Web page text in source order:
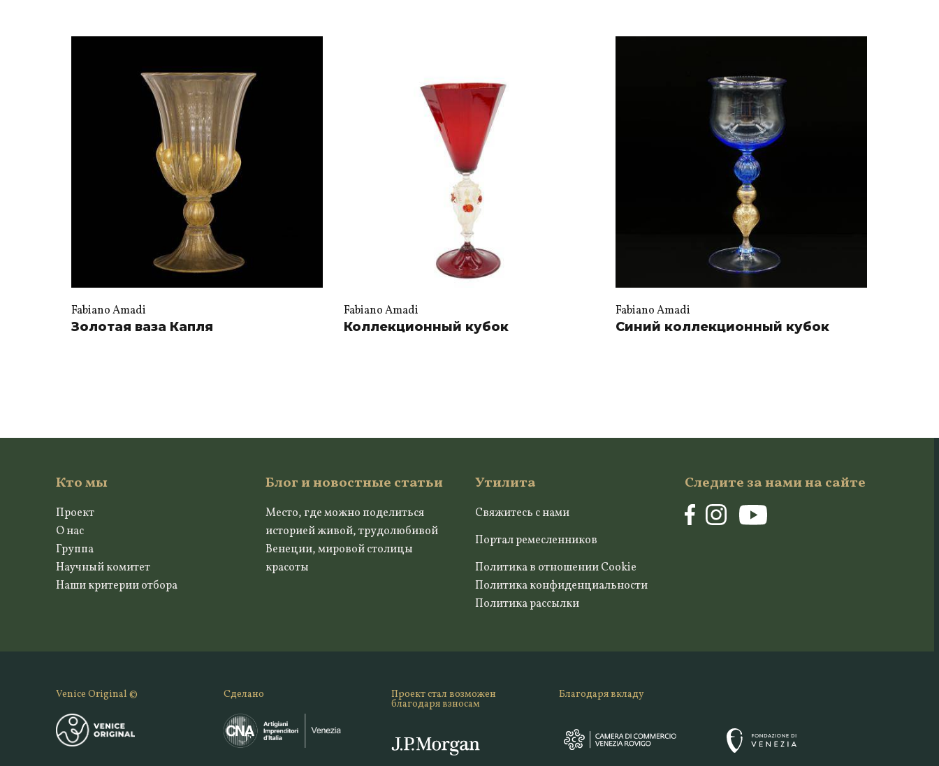
Fabiano Amadi
Золотая ваза Капля
Fabiano Amadi
Коллекционный кубок
Fabiano Amadi
Синий коллекционный кубок
Кто мы
Проект
О нас
Группа
Научный комитет
Наши критерии отбора
Блог и новостные статьи
Место, где можно поделиться
историей живой, трудолюбивой
Венеции, мировой столицы
красоты
Утилита
Свяжитесь с нами
Портал ремесленников
Политика в отношении Cookie
Политика конфиденциальности
Политика рассылки
Следите за нами на сайте
Venice Original © Сделано Проект стал возможен
благодаря взносам
Благодаря вкладу